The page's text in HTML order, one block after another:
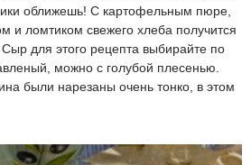
оближешь! С картофельным пюре,
и ломтиком свежего хлеба получится
для этого рецепта выбирайте по
можно с голубой плесенью.
были нарезаны очень тонко, в этом